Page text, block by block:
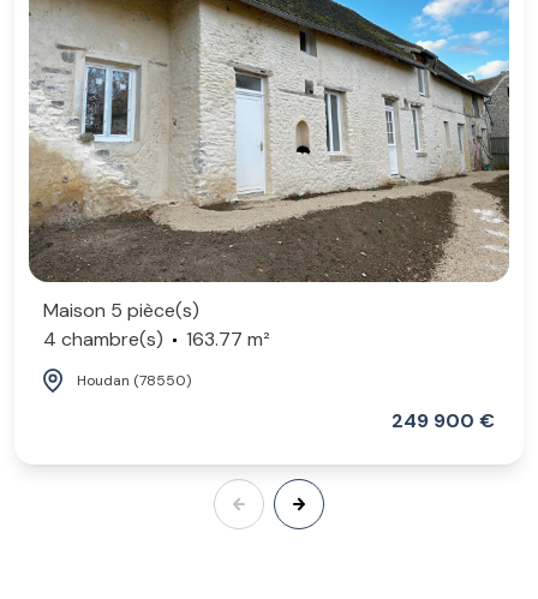
Maison 5 pièce(s)
4 chambre(s)
163.77 m²
Houdan (78550)
249 900 €